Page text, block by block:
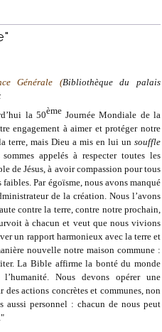
Générale (Bibliothèque du palais
la 50èmeJournée Mondiale de la
engagement à aimer et protéger notre
terre, mais Dieu a mis en lui un souffle
sommes appelés à respecter toutes les
de Jésus, à avoir compassion pour tous
Par égoïsme, nous avons manqué
de la création. Nous l’avons
contre la terre, contre notre prochain,
à chacun et veut que nous vivions
un rapport harmonieux avec la terre et
nouvelle notre maison commune :
La Bible affirme la bonté du monde
Nous devons opérer une
actions concrètes et communes, non
aussi personnel : chacun de nous peut